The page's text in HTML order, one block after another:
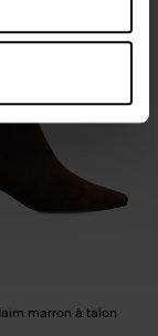
marron à talon